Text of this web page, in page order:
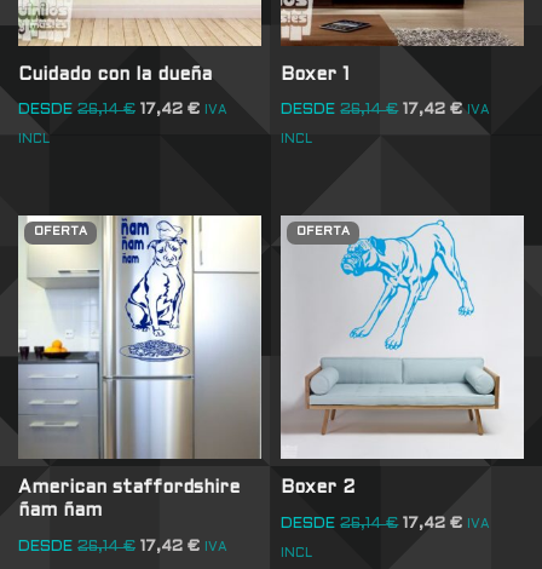
Cuidado con la dueña
DESDE 26,14€ 17,42 € IVA
INCL
Boxer 1
DESDE 26,14€ 17,42€ IVA
INCL
OFERTA
American staffordshire
ñam ñam
DESDE 26,14€ 17,42 € IVA
OFERTA
Boxer 2
DESDE 26,14€ 17,42€ IVA
INCL